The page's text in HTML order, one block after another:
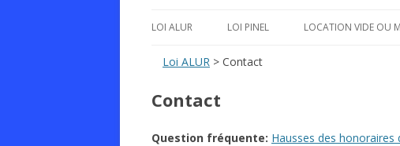
LOI ALUR LOI PINEL LOCATION VIDE OU
Loi ALUR > Contact
Contact
Question fréquente: Hausses des honoraires